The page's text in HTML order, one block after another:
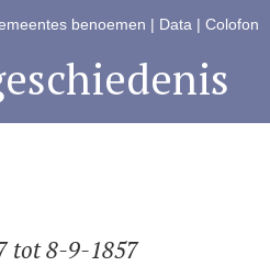
benoemen | Data | Colofon
tot 8-9-1857